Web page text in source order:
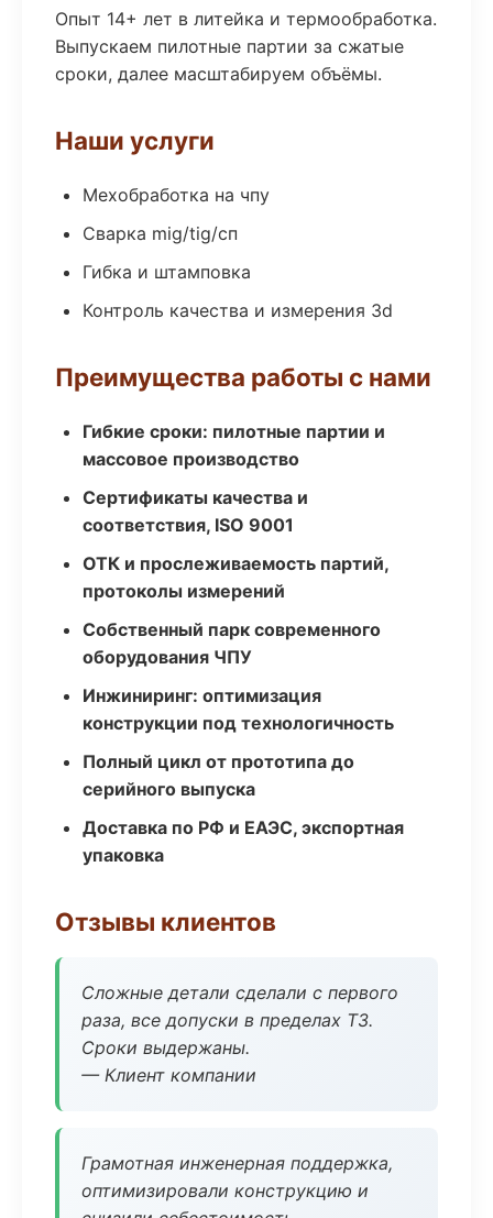
Опыт 14+ лет в литейка и термообработка.
Выпускаем пилотные партии за сжатые
сроки, далее масштабируем объёмы.
Наши услуги
Мехобработка на чпу
Сварка mig/tig/сп
Гибка и штамповка
Контроль качества и измерения 3d
Преимущества работы с нами
Гибкие сроки: пилотные партии и
массовое производство
Сертификаты качества и
соответствия, ISO 9001
ОТК и прослеживаемость партий,
протоколы измерений
Собственный парк современного
оборудования ЧПУ
Инжиниринг: оптимизация
конструкции под технологичность
Полный цикл от прототипа до
серийного выпуска
Доставка по РФ и ЕАЭС, экспортная
упаковка
Отзывы клиентов
Сложные детали сделали с первого
раза, все допуски в пределах ТЗ.
Сроки выдержаны.
— Клиент компании
Грамотная инженерная поддержка,
оптимизировали конструкцию и